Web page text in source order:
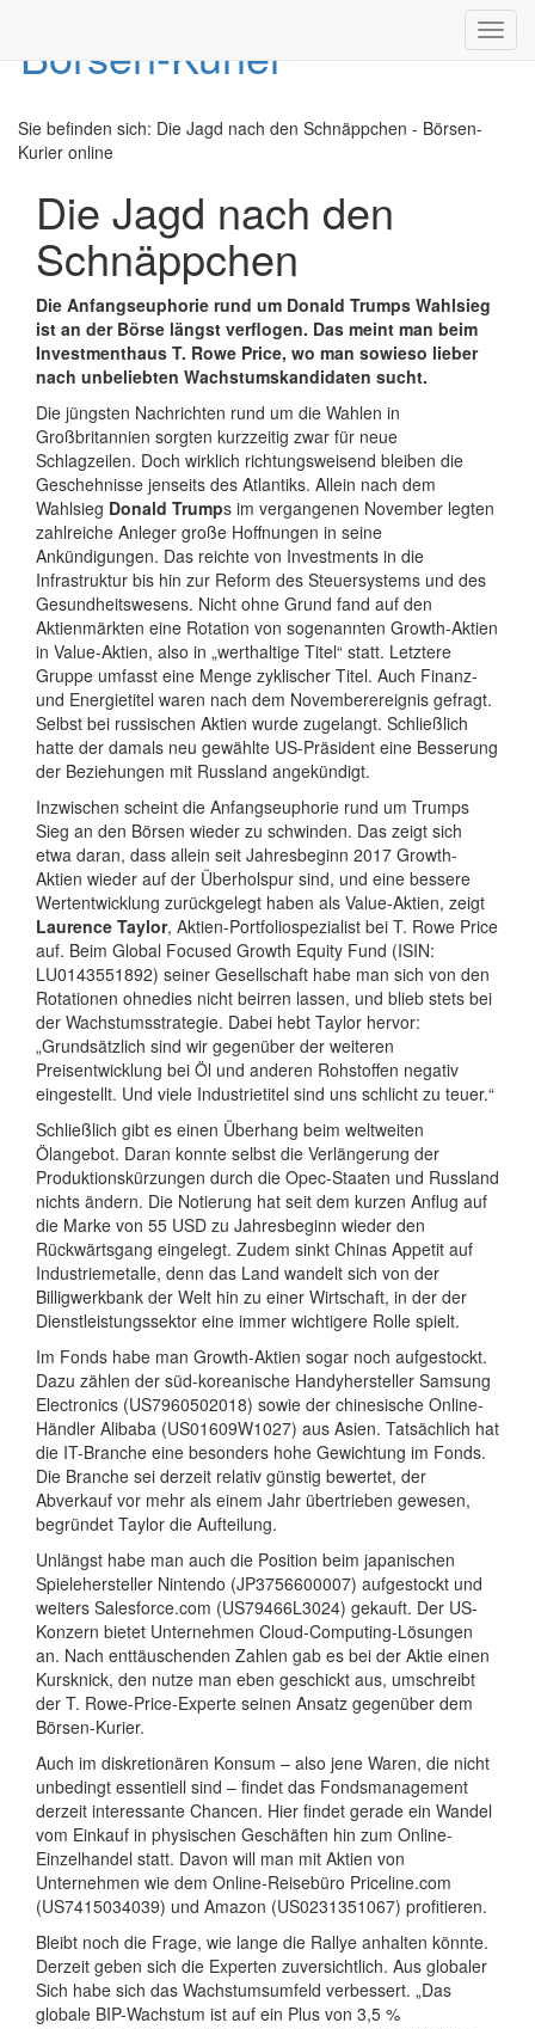
Sie befinden sich: Die Jagd nach den Schnäppchen - Börsen-
Kurier online
Die Jagd nach den
Schnäppchen
Die Anfangseuphorie rund um Donald Trumps Wahlsieg
ist an der Börse längst verflogen. Das meint man beim
Investmenthaus T. Rowe Price, wo man sowieso lieber
nach unbeliebten Wachstumskandidaten sucht.
Die jüngsten Nachrichten rund um die Wahlen in
Großbritannien sorgten kurzzeitig zwar für neue
Schlagzeilen. Doch wirklich richtungsweisend bleiben die
Geschehnisse jenseits des Atlantiks. Allein nach dem
Wahlsieg Donald Trumps im vergangenen November legten
zahlreiche Anleger große Hoffnungen in seine
Ankündigungen. Das reichte von Investments in die
Infrastruktur bis hin zur Reform des Steuersystems und des
Gesundheitswesens. Nicht ohne Grund fand auf den
Aktienmärkten eine Rotation von sogenannten Growth-Aktien
in Value-Aktien, also in „werthaltige Titel“ statt. Letztere
Gruppe umfasst eine Menge zyklischer Titel. Auch Finanz-
und Energietitel waren nach dem Novemberereignis gefragt.
Selbst bei russischen Aktien wurde zugelangt. Schließlich
hatte der damals neu gewählte US-Präsident eine Besserung
der Beziehungen mit Russland angekündigt.
Inzwischen scheint die Anfangseuphorie rund um Trumps
Sieg an den Börsen wieder zu schwinden. Das zeigt sich
etwa daran, dass allein seit Jahresbeginn 2017 Growth-
Aktien wieder auf der Überholspur sind, und eine bessere
Wertentwicklung zurückgelegt haben als Value-Aktien, zeigt
Laurence Taylor, Aktien-Portfoliospezialist bei T. Rowe Price
auf. Beim Global Focused Growth Equity Fund (ISIN:
LU0143551892) seiner Gesellschaft habe man sich von den
Rotationen ohnedies nicht beirren lassen, und blieb stets bei
der Wachstumsstrategie. Dabei hebt Taylor hervor:
„Grundsätzlich sind wir gegenüber der weiteren
Preisentwicklung bei Öl und anderen Rohstoffen negativ
eingestellt. Und viele Industrietitel sind uns schlicht zu teuer.“
Schließlich gibt es einen Überhang beim weltweiten
Ölangebot. Daran konnte selbst die Verlängerung der
Produktionskürzungen durch die Opec-Staaten und Russland
nichts ändern. Die Notierung hat seit dem kurzen Anflug auf
die Marke von 55 USD zu Jahresbeginn wieder den
Rückwärtsgang eingelegt. Zudem sinkt Chinas Appetit auf
Industriemetalle, denn das Land wandelt sich von der
Billigwerkbank der Welt hin zu einer Wirtschaft, in der der
Dienstleistungssektor eine immer wichtigere Rolle spielt.
Im Fonds habe man Growth-Aktien sogar noch aufgestockt.
Dazu zählen der süd-koreanische Handyhersteller Samsung
Electronics (US7960502018) sowie der chinesische Online-
Händler Alibaba (US01609W1027) aus Asien. Tatsächlich hat
die IT-Branche eine besonders hohe Gewichtung im Fonds.
Die Branche sei derzeit relativ günstig bewertet, der
Abverkauf vor mehr als einem Jahr übertrieben gewesen,
begründet Taylor die Aufteilung.
Unlängst habe man auch die Position beim japanischen
Spielehersteller Nintendo (JP3756600007) aufgestockt und
weiters Salesforce.com (US79466L3024) gekauft. Der US-
Konzern bietet Unternehmen Cloud-Computing-Lösungen
an. Nach enttäuschenden Zahlen gab es bei der Aktie einen
Kursknick, den nutze man eben geschickt aus, umschreibt
der T. Rowe-Price-Experte seinen Ansatz gegenüber dem
Börsen-Kurier.
Auch im diskretionären Konsum – also jene Waren, die nicht
unbedingt essentiell sind – findet das Fondsmanagement
derzeit interessante Chancen. Hier findet gerade ein Wandel
vom Einkauf in physischen Geschäften hin zum Online-
Einzelhandel statt. Davon will man mit Aktien von
Unternehmen wie dem Online-Reisebüro Priceline.com
(US7415034039) und Amazon (US0231351067) profitieren.
Bleibt noch die Frage, wie lange die Rallye anhalten könnte.
Derzeit geben sich die Experten zuversichtlich. Aus globaler
Sich habe sich das Wachstumsumfeld verbessert. „Das
globale BIP-Wachstum ist auf ein Plus von 3,5 %